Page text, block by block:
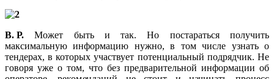
В. Р. Может быть и так. Но постараться получить
максимальную информацию нужно, в том числе узнать о
тендерах, в которых участвует потенциальный подрядчик. Не
говоря уже о том, что без предварительной информации об